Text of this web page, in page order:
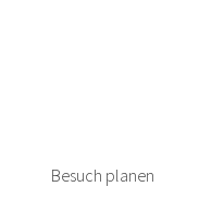
Besuch planen